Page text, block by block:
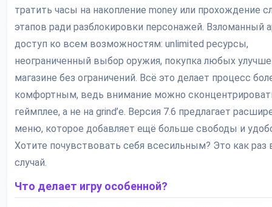
тратить часы на накопление money или прохождение
этапов ради разблокировки персонажей. Взломанный
доступ ко всем возможностям: unlimited ресурсы,
неограниченный выбор оружия, покупка любых
магазине без ограничений. Всё это делает процесс
комфортным, ведь внимание можно
геймплее, а не на grind’е. Версия 7.6 предлагает
меню, которое добавляет ещё больше свободы и
Хотите почувствовать себя всесильным? Это как раз
случай.
Что делает игру особенной?